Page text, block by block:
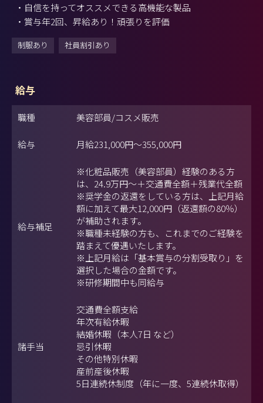
・自信を持ってオススメできる高機能な製品
・賞与年2回、昇給あり！頑張りを評価
制服あり 社員割引あり
給与
職種 美容部員/コスメ販売
給与 月給231,000円～355,000円
給与補足
※化粧品販売（美容部員）経験のある方
は、24.9万円～＋交通費全額＋残業代全額
※奨学金の返還をしている方は、上記月給
額に加えて最大12,000円（返還額の80％）
が補助されます。
※職種未経験の方も、これまでのご経験を
踏まえて優遇いたします。
※上記月給は「基本賞与の分割受取り」を
選択した場合の金額です。
※研修期間中も同給与
諸手当
交通費全額支給
年次有給休暇
結婚休暇（本人7日 など）
忌引休暇
その他特別休暇
産前産後休暇
5日連続休制度（年に一度、5連続休取得）